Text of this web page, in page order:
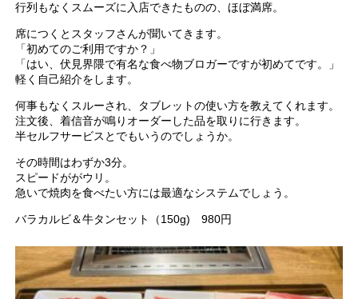
行列もなくスムーズに入店できたものの、ほぼ満席。
席につくとスタッフさんが聞いてきます。
「初めてのご利用ですか？」
「はい、伏見界隈で有名な食べ物ブロガーですが初めてです。」
軽く自己紹介をします。
何事もなくスルーされ、タブレットの使い方を教えてくれます。
注文後、着信音が鳴りオーダーした品を取りに行きます。
半セルフサービスとでもいうのでしょうか。
その時間はわずか3分。
スピードががウリ。
急いで焼肉を食べたい方には最適なシステムでしょう。
バラカルビ＆牛タンセット（150g) 980円